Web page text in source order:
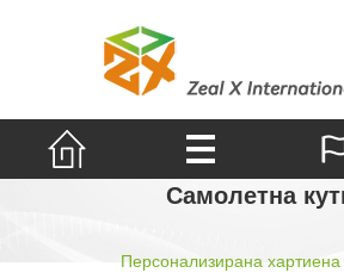
Самолетна
Персонализирана хартиена